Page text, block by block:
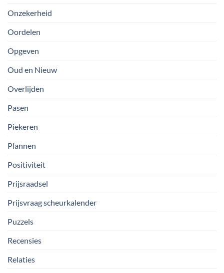
Onzekerheid
Oordelen
Opgeven
Oud en Nieuw
Overlijden
Pasen
Piekeren
Plannen
Positiviteit
Prijsraadsel
Prijsvraag scheurkalender
Puzzels
Recensies
Relaties